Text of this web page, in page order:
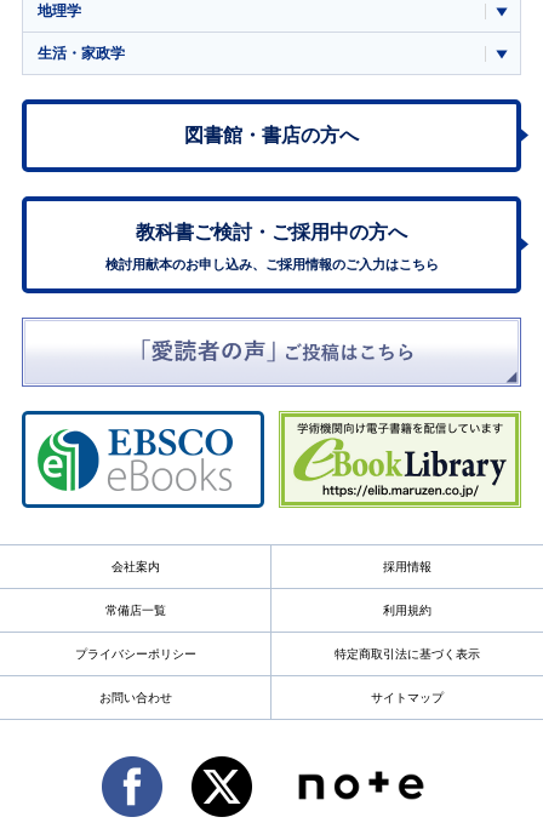
地理学
生活・家政学
図書館・書店の方へ
教科書ご検討・ ご採用中の方へ
検討用献本のお申し込み、ご採用情報のご入力はこちら
会社案内 採用情報
常備店一覧 利用規約
プライバシーポリシー 特定商取引法に基づく表示
お問い合わせ サイトマップ